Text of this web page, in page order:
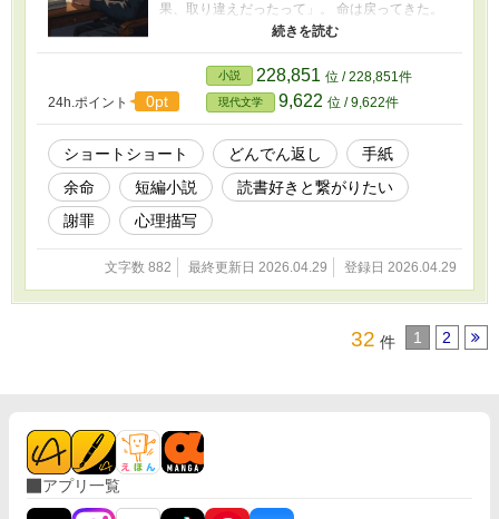
果、取り違えだったって」。 命は戻ってきた。
でも言葉は、もう戻らない。 死を覚悟したとき
にしか書けない正直さがある。それを知ってし
まった人間は、生き続けながらどこへ向かうの
か。喜びと喪失が同時に訪れる瞬間を、静か
に、鋭く描いた一篇。
24h.ポイント 0pt
小説 228,851 位 / 228,851件
現代文学 9,622 位 / 9,622件
ショートショート どんでん返し
手紙
余命
短編小説
読書好きと繋がりたい
謝罪
心理描写
文字数 882 最終更新日 2026.04.29 登録日 2026.04.29
32 件 1 2
アプリ一覧